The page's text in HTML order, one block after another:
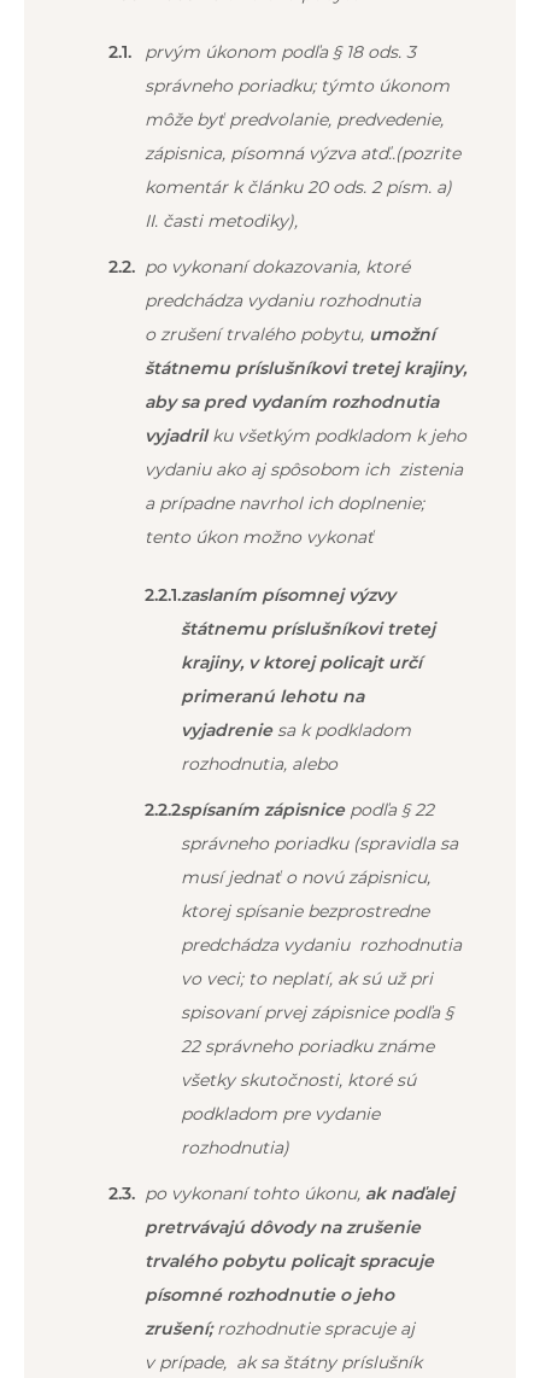
prvým úkonom podľa § 18 ods. 3
správneho poriadku; týmto úkonom
môže byť predvolanie, predvedenie,
zápisnica, písomná výzva atď..(pozrite
komentár k článku 20 ods. 2 písm. a)
II. časti metodiky),
po vykonaní dokazovania, ktoré
predchádza vydaniu rozhodnutia
o zrušení trvalého pobytu, umožní
štátnemu príslušníkovi tretej krajiny,
aby sa pred vydaním rozhodnutia
vyjadrilku všetkým podkladom k jeho
vydaniu ako aj spôsobom ich zistenia
a prípadne navrhol ich doplnenie;
tento úkon možno vykonať
zaslaním písomnej výzvy
štátnemu príslušníkovi tretej
krajiny, v ktorej policajt určí
primeranú lehotu na
vyjadrenie sa k podkladom
rozhodnutia, alebo
spísaním zápisnice podľa § 22
správneho poriadku (spravidla sa
musí jednať o novú zápisnicu,
ktorej spísanie bezprostredne
predchádza vydaniu rozhodnutia
vo veci; to neplatí, ak sú už pri
spisovaní prvej zápisnice podľa §
22 správneho poriadku známe
všetky skutočnosti, ktoré sú
podkladom pre vydanie
rozhodnutia)
po vykonaní tohto úkonu, ak naďalej
pretrvávajú dôvody na zrušenie
trvalého pobytu policajt spracuje
písomné rozhodnutie o jeho
zrušení;rozhodnutie spracuje aj
v prípade, ak sa štátny príslušník